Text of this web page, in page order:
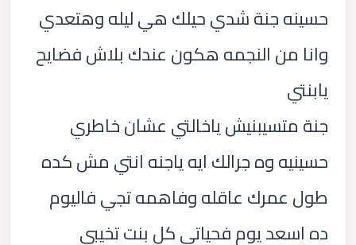
حسينه جنة شدي حيلك هي ليله وهتعدي
وانا من النجمه هكون عندك بلاش فضايح
يابنتي
جنة متسيبنيش ياخالتي عشان خاطري
حسينيه وه جرالك ايه ياجنه انتي مش كده
طول عمرك عاقله وفاهمه تجي فاليوم
ده اسعد يوم فحياتي كل بنت تخيبي